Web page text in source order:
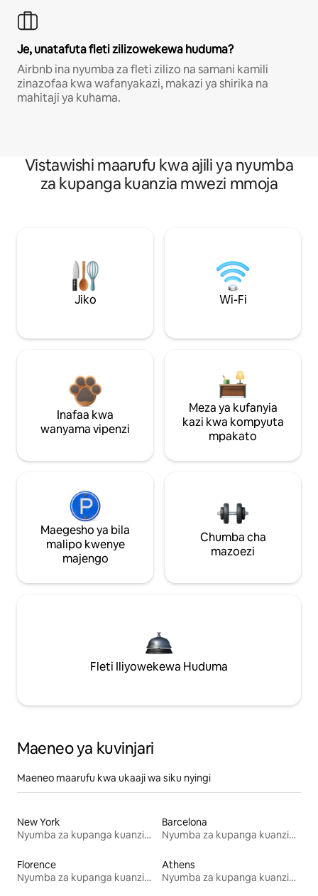
Je, unatafuta fleti zilizowekewa huduma?
Airbnb ina nyumba za fleti zilizo na samani kamili
zinazofaa kwa wafanyakazi, makazi ya shirika na
mahitaji ya kuhama.
Vistawishi maarufu kwa ajili ya nyumba
za kupanga kuanzia mwezi mmoja
Jiko Wi-Fi
Inafaa kwa
wanyama vipenzi
Meza ya kufanyia
kazi kwa kompyuta
mpakato
Maegesho ya bila
malipo kwenye
majengo
Chumba cha
mazoezi
Fleti Iliyowekewa Huduma
Maeneo ya kuvinjari
Maeneo maarufu kwa ukaaji wa siku nyingi
New York
Nyumba za kupanga kuanzia mwezi mmoja
Barcelona
Nyumba za kupanga kuanzia mwezi mmoja
Florence
Nyumba za kupanga kuanzia mwezi mmoja
Athens
Nyumba za kupanga kuanzia mwezi mmoja